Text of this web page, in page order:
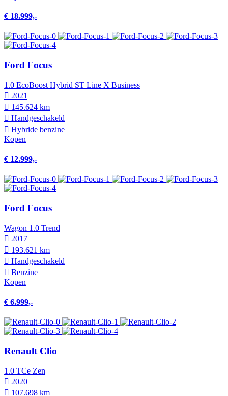
€ 18.999,-
Ford Focus
1.0 EcoBoost Hybrid ST Line X Business
2021
145.624 km
Hand­geschakeld
Hybride benzine
Kopen
€ 12.999,-
Ford Focus
Wagon 1.0 Trend
2017
193.621 km
Hand­geschakeld
Benzine
Kopen
€ 6.999,-
Renault Clio
1.0 TCe Zen
2020
107.698 km